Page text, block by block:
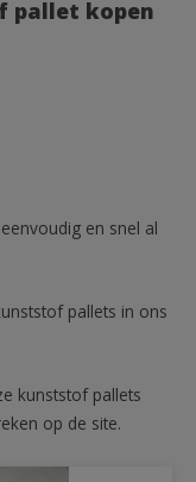
pallet kopen
en snel al
pallets in ons
kunststof pallets
op de site.